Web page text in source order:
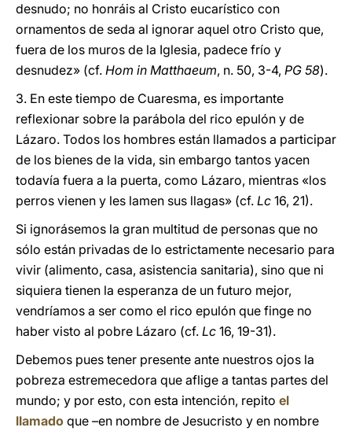
desnudo; no honráis al Cristo eucarístico con
ornamentos de seda al ignorar aquel otro Cristo que,
fuera de los muros de la Iglesia, padece frío y
desnudez» (cf. Hom in Matthaeum, n. 50, 3-4, PG 58).
3. En este tiempo de Cuaresma, es importante
reflexionar sobre la parábola del rico epulón y de
Lázaro. Todos los hombres están llamados a participar
de los bienes de la vida, sin embargo tantos yacen
todavía fuera a la puerta, como Lázaro, mientras «los
perros vienen y les lamen sus llagas» (cf. Lc 16, 21).
Si ignorásemos la gran multitud de personas que no
sólo están privadas de lo estrictamente necesario para
vivir (alimento, casa, asistencia sanitaria), sino que ni
siquiera tienen la esperanza de un futuro mejor,
vendríamos a ser como el rico epulón que finge no
haber visto al pobre Lázaro (cf. Lc 16, 19-31).
Debemos pues tener presente ante nuestros ojos la
pobreza estremecedora que aflige a tantas partes del
mundo; y por esto, con esta intención, repito el
llamado que –en nombre de Jesucristo y en nombre